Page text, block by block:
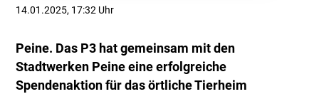
14.01.2025, 17:32 Uhr
Peine. Das P3 hat gemeinsam mit den
Stadtwerken Peine eine erfolgreiche
Spendenaktion für das örtliche Tierheim